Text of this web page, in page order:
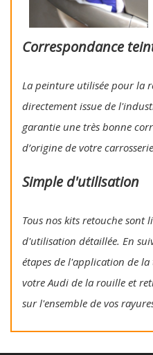
Correspondance
La peinture utilisée pour la
directement issue de
garantie une très bonne
d’origine de votre
Simple d'utilisation
Tous nos kits retouche sont
d'utilisation détaillée. En
étapes de l'application de la
votre Audi de la rouille et
sur l'ensemble de vos